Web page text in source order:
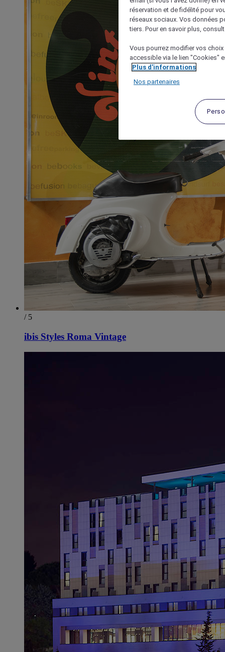
/ 5
ibis Styles Roma Vintage
réservation et de fidélité pour
réseaux sociaux. Vos données
tiers. Pour en savoir plus,
Vous pourrez modifier vos
accessible via le lien "Cookies"
Plus d'informations
Nos partenaires